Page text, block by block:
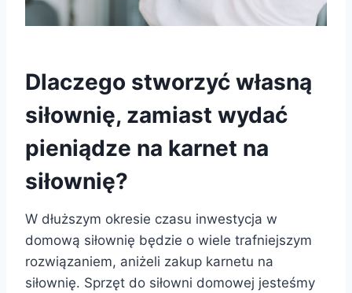
Dlaczego stworzyć własną
siłownię, zamiast wydać
pieniądze na karnet na
siłownię?
W dłuższym okresie czasu inwestycja w
domową siłownię będzie o wiele trafniejszym
rozwiązaniem, aniżeli zakup karnetu na
siłownię. Sprzęt do siłowni domowej jesteśmy